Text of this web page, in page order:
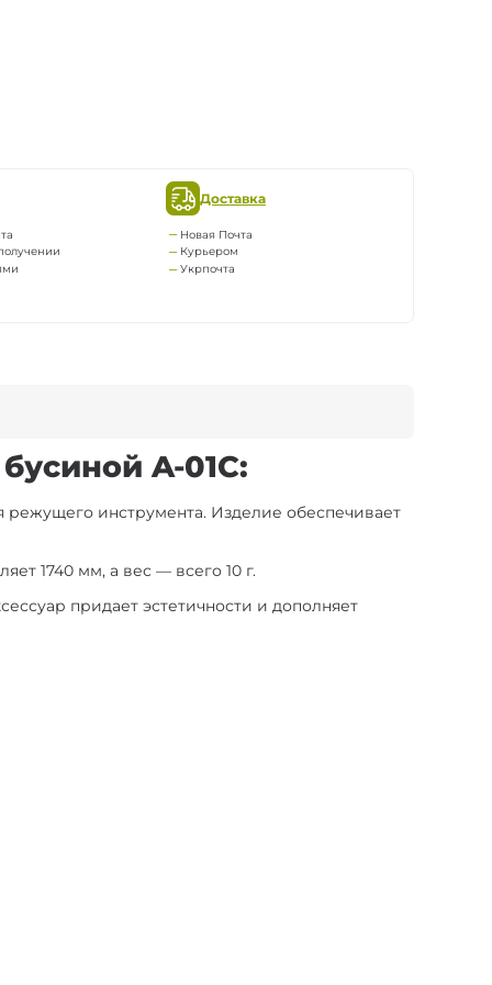
Доставка
Новая Почта
Курьером
Укрпочта
A-01C:
инструмента. Изделие обеспечивает
1740 мм, а вес — всего 10 г.
придает эстетичности и дополняет